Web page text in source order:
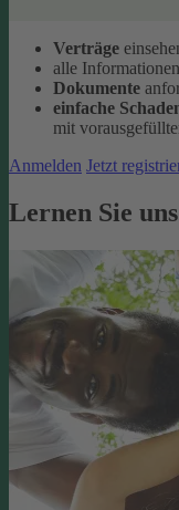
Verträge
alle Informationen
Dokumente
einfache
mit
Anmelden Jetzt
Lernen Sie